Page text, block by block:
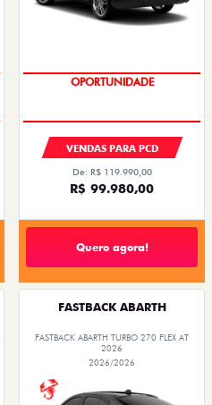
OPORTUNIDADE
VENDAS PARA PCD
De: R$ 119.990,00
R$ 99.980,00
Quero agora!
FASTBACK ABARTH
FASTBACK ABARTH TURBO 270 FLEX AT
2026
2026/2026